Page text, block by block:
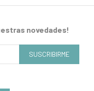
novedades!
SUSCRIBIRME